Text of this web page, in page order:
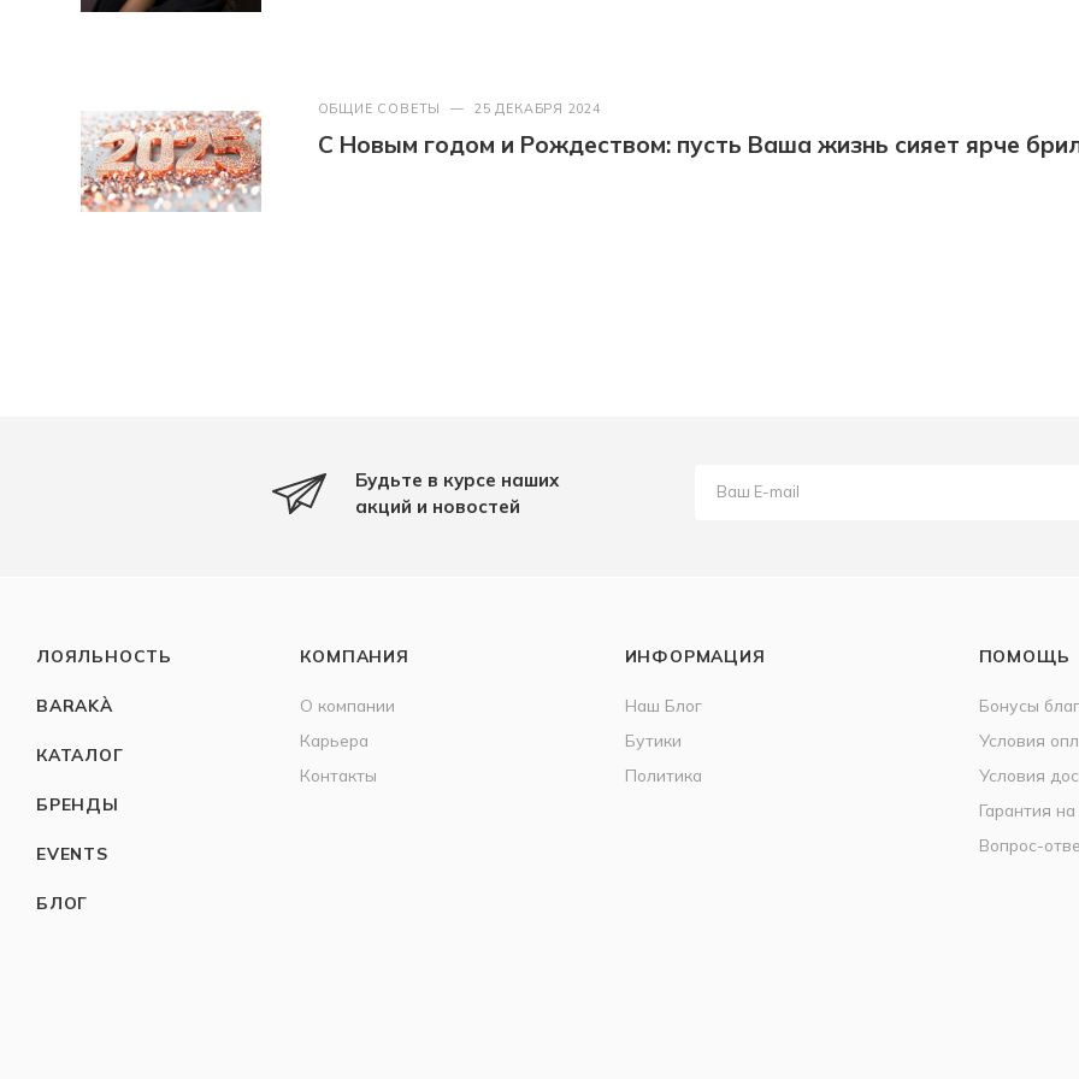
ОБЩИЕ СОВЕТЫ — 25 ДЕКАБРЯ 2024
С Новым годом и Рождеством: пусть Ваша жизнь сияет ярче
Будьте в курсе наших
акций и новостей
ЛОЯЛЬНОСТЬ
BARAKÀ
КАТАЛОГ
БРЕНДЫ
EVENTS
БЛОГ
КОМПАНИЯ
О компании
Карьера
Контакты
ИНФОРМАЦИЯ
Наш Блог
Бутики
Политика
ПОМОЩЬ
Бонусы
Условия
Условия
Гарантия
Вопрос-